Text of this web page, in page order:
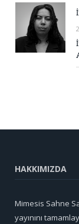
HAKKIMIZDA
Mimesis Sahne
yayınını